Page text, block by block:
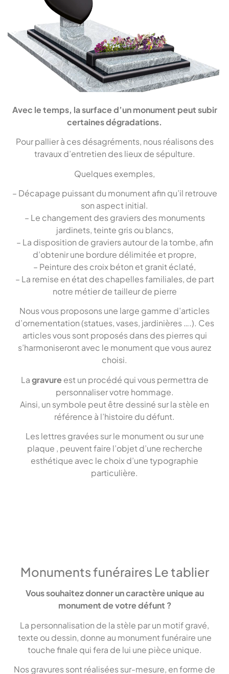
Avec le temps, la surface d’un monument peut subir
certaines dégradations.
Pour pallier à ces désagréments, nous réalisons des
travaux d’entretien des lieux de sépulture.
Quelques exemples,
– Décapage puissant du monument afin qu’il retrouve
son aspect initial.
– Le changement des graviers des monuments
jardinets, teinte gris ou blancs,
– La disposition de graviers autour de la tombe, afin
d’obtenir une bordure délimitée et propre,
– Peinture des croix béton et granit éclaté,
– La remise en état des chapelles familiales, de part
notre métier de tailleur de pierre
Nous vous proposons une large gamme d’articles
d’ornementation (statues, vases, jardinières ….). Ces
articles vous sont proposés dans des pierres qui
s’harmoniseront avec le monument que vous aurez
choisi.
Lagravure est un procédé qui vous permettra de
personnaliser votre hommage.
Ainsi, un symbole peut être dessiné sur la stèle en
référence à l’histoire du défunt.
Les lettres gravées sur le monument ou sur une
plaque , peuvent faire l’objet d’une recherche
esthétique avec le choix d’une typographie
particulière.
Monuments funéraires Le tablier
Vous souhaitez donner un caractère unique au
monument de votre défunt ?
La personnalisation de la stèle par un motif gravé,
texte ou dessin, donne au monument funéraire une
touche finale qui fera de lui une pièce unique.
Nos gravures sont réalisées sur-mesure, en forme de